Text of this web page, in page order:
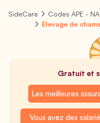
SideCare
Codes APE -
Élevage de
Gratuit et
Les meilleures
Vous avez des